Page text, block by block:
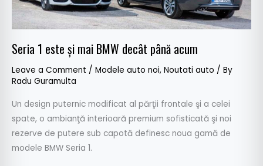
Seria 1 este şi mai BMW decât până acum
Leave a Comment / Modele auto noi, Noutati auto / By
Radu Guramulta
Un design puternic modificat al părţii frontale şi a celei
spate, o ambianţă interioară premium sofisticată şi noi
rezerve de putere sub capotă definesc noua gamă de
modele BMW Seria 1.